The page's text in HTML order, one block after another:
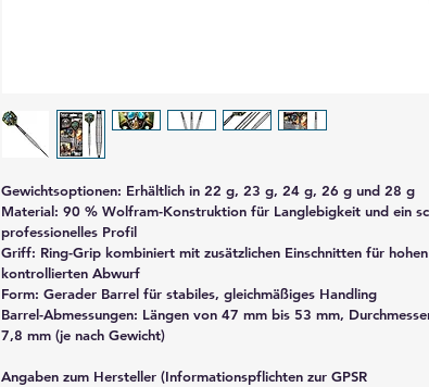
Gewichtsoptionen: Erhältlich in 22 g, 23 g, 24 g, 26 g und 28 g
Material: 90 % Wolfram-Konstruktion für Langlebigkeit und ein
professionelles Profil
Griff: Ring-Grip kombiniert mit zusätzlichen Einschnitten für
kontrollierten Abwurf
Form: Gerader Barrel für stabiles, gleichmäßiges Handling
Barrel-Abmessungen: Längen von 47 mm bis 53 mm,
7,8 mm (je nach Gewicht)
Angaben zum Hersteller (Informationspflichten zur GPSR